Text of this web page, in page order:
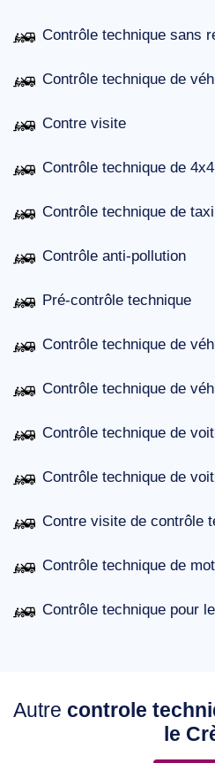
Contrôle technique sans
Contrôle technique de
Contre visite
Contrôle technique de 4x4
Contrôle technique de taxi
Contrôle anti-pollution
Pré-contrôle technique
Contrôle technique de
Contrôle technique de
Contrôle technique de
Contrôle technique de
Contre visite de contrôle
Contrôle technique de
Contrôle technique pour
Autre controle
le